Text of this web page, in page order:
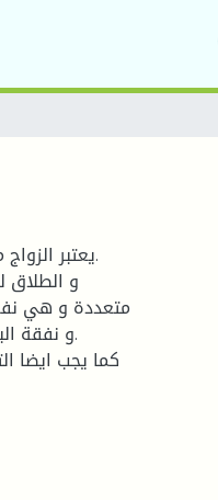
يعتبر
و الطلاق
متعددة و هي
و نفقة
كما يجب ايضا